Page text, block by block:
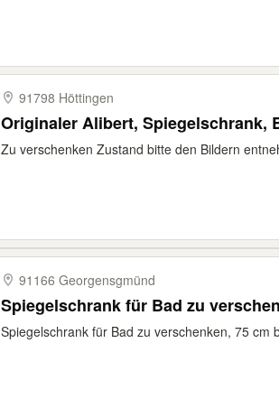
91798 Höttingen
Originaler Alibert, Spiegelschrank,
Zu verschenken Zustand bitte den Bildern
91166 Georgensgmünd
Spiegelschrank für Bad zu
Spiegelschrank für Bad zu verschenken, 75